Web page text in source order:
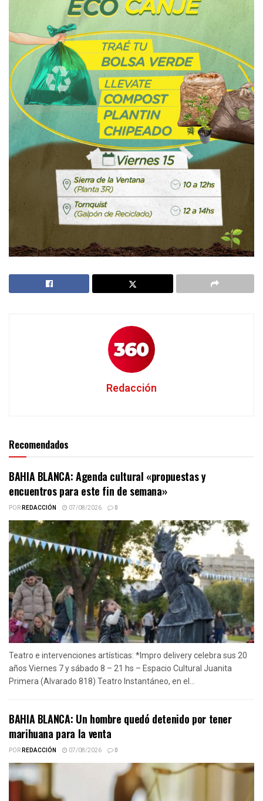
Redacción
Recomendados
BAHIA BLANCA: Agenda cultural «propuestas y
encuentros para este fin de semana»
PORREDACCIÓN 07/08/2026 0
Teatro e intervenciones artísticas: *Impro delivery celebra sus 20
años Viernes 7 y sábado 8 – 21 hs – Espacio Cultural Juanita
Primera (Alvarado 818) Teatro Instantáneo, en el...
BAHIA BLANCA: Un hombre quedó detenido por tener
marihuana para la venta
PORREDACCIÓN 07/08/2026 0